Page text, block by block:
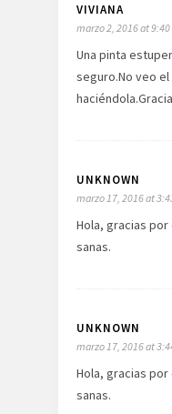
VIVIANA
marzo 2, 2016 at 9:40
Una pinta
seguro.No veo
UNKNOWN
marzo 17, 2016 at
Hola, gracias
sanas.
UNKNOWN
marzo 17, 2016 at
Hola, gracias
sanas.